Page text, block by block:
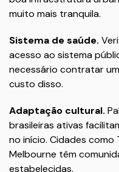
muito mais tranquila.
Sistema de saúde.
acesso ao sistema
necessário contratar
custo disso.
Adaptação cultural.
brasileiras ativas
no início. Cidades como
Melbourne têm
estabelecidas.